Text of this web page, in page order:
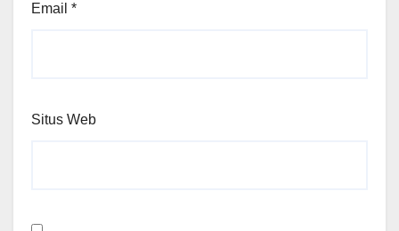
Email *
Situs Web